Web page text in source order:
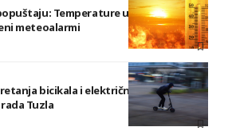
Temperature u BiH i do 41
meteoalarmi
bicikala i električnih romobila u
Tuzla